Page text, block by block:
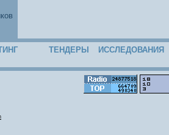
ТЕНДЕРЫ ИССЛЕДОВАНИЯ